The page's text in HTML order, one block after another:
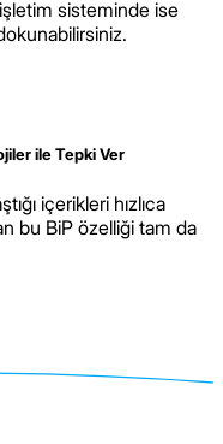
sisteminde ise
ile Tepki Ver
içerikleri hızlıca
bu BiP özelliği tam da